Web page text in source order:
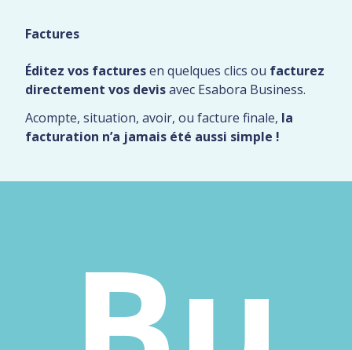
Factures
Éditez vos facturesen quelques clics ou facturez
directement vos devisavec Esabora Business.
Acompte, situation, avoir, ou facture finale, la
facturation n’a jamais été aussi simple !